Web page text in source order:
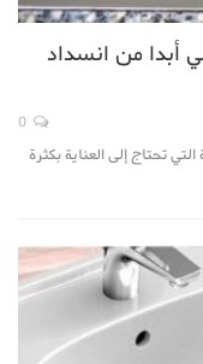
أبدا من انسداد
تحتاج إلى العناية بكثرة